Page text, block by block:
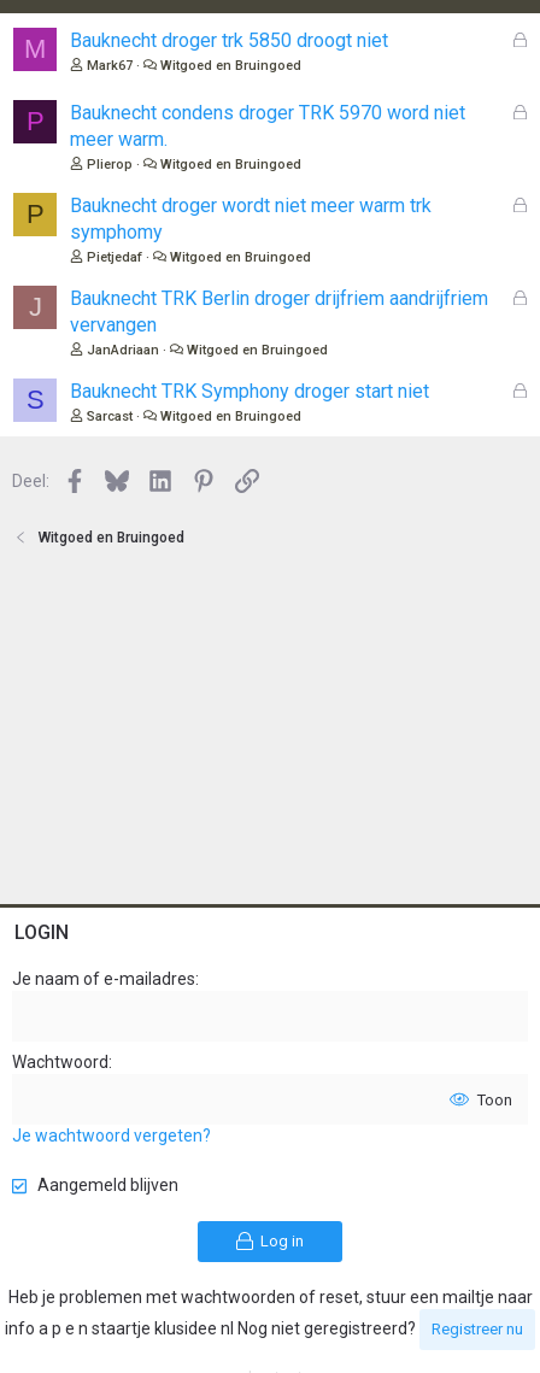
M
G
Bauknecht droger trk 5850 droogt niet
Mark67 Witgoed en Bruingoed
P
G
o
Bauknecht condens droger TRK 5970 word niet
meer warm.
Plierop Witgoed en Bruingoed
P
G
o
Bauknecht droger wordt niet meer warm trk
symphomy
Pietjedaf Witgoed en Bruingoed
J
G
o
Bauknecht TRK Berlin droger drijfriem aandrijfriem
vervangen
JanAdriaan Witgoed en Bruingoed
S
G
Bauknecht TRK Symphony droger start niet
Sarcast Witgoed en Bruingoed
Deel: Facebook
BlueskyLinkedInPinterest
Link
Witgoed en Bruingoed
LOGIN
Je naam of e-mailadres
Wachtwoord
Toon
Je wachtwoord vergeten?
Aangemeld blijven
Log in
Heb je problemen met wachtwoorden of reset, stuur een mailtje naar
info a p e n staartje klusidee nl Nog niet geregistreerd?
Registreer nu